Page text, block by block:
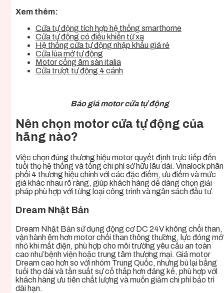
Xem thêm:
Cửa tự động tích hợp hệ thống smarthome
Cửa tự động có điều khiển từ xa
Hệ thống cửa tự động nhập khẩu giá rẻ
Cửa lùa mở tự động
Motor cổng âm sàn italia
Cửa trượt tự động 4 cánh
Báo giá motor cửa tự động
Nên chọn motor cửa tự động của
hãng nào?
Việc chọn đúng thương hiệu motor quyết định trực tiếp đến
tuổi thọ hệ thống và tổng chi phí sở hữu lâu dài. Vinalock phân
phối 4 thương hiệu chính với các đặc điểm, ưu điểm và mức
giá khác nhau rõ ràng, giúp khách hàng dễ dàng chọn giải
pháp phù hợp với từng loại công trình và ngân sách đầu tư.
Dream Nhật Bản
Dream Nhật Bản sử dụng động cơ DC 24V không chổi than,
vận hành êm hơn motor chổi than thông thường, lực đóng mở
nhỏ khi mất điện, phù hợp cho môi trường yêu cầu an toàn
cao như bệnh viện hoặc trung tâm thương mại. Giá motor
Dream cao hơn so với nhóm Trung Quốc, nhưng bù lại bằng
tuổi thọ dài và tần suất sự cố thấp hơn đáng kể, phù hợp với
khách hàng ưu tiên chất lượng và muốn giảm chi phí bảo trì
dài hạn.